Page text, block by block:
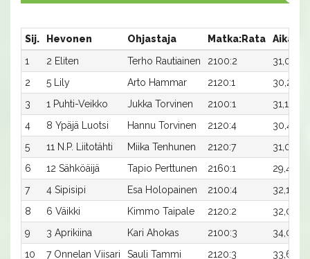
Sij. Hevonen Ohjastaja Matka:Rata Aika
1
2 Eliten Terho Rautiainen 2100:2 31,0
2
5 Lily Arto Hammar 2120:1 30,2
3
1 Puhti-Veikko Jukka Torvinen 2100:1 31,1
4
8 Ypäjä Luotsi Hannu Torvinen 2120:4 30,4
5
11 N.P. Liitotähti Miika Tenhunen 2120:7 31,0
6
12 Sähköäijä Tapio Perttunen 2160:1 29,4x
7
4 Sipisipi Esa Holopainen 2100:4 32,1
8
6 Väikki Kimmo Taipale 2120:2 32,0
9
3 Aprikiina Kari Ahokas 2100:3 34,0x
10
7 Onnelan Viisari Sauli Tammi 2120:3 33,6